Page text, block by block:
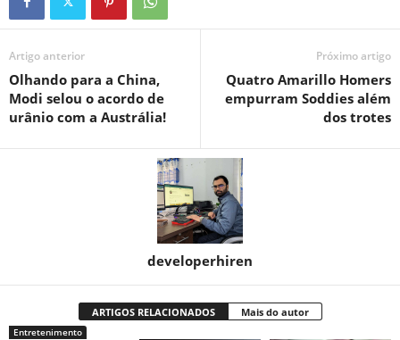
Artigo anterior
Olhando para a China,
Modi selou o acordo de
urânio com a Austrália!
Próximo artigo
Quatro Amarillo Homers
empurram Soddies além
dos trotes
developerhiren
ARTIGOS RELACIONADOS Mais do autor
Entretenimento